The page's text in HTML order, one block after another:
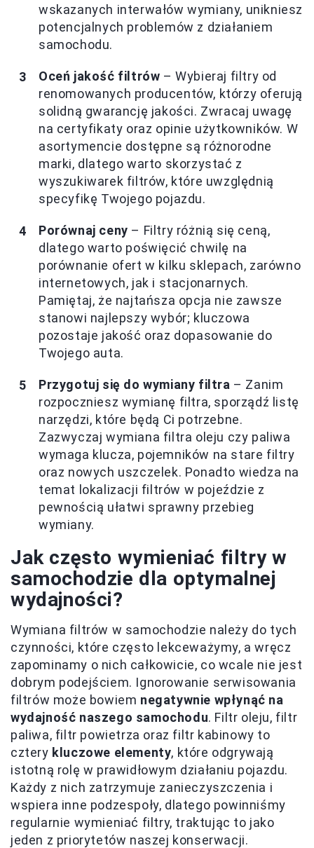
wskazanych interwałów wymiany, unikniesz
potencjalnych problemów z działaniem
samochodu.
Oceń jakość filtrów – Wybieraj filtry od
renomowanych producentów, którzy oferują
solidną gwarancję jakości. Zwracaj uwagę
na certyfikaty oraz opinie użytkowników. W
asortymencie dostępne są różnorodne
marki, dlatego warto skorzystać z
wyszukiwarek filtrów, które uwzględnią
specyfikę Twojego pojazdu.
Porównaj ceny – Filtry różnią się ceną,
dlatego warto poświęcić chwilę na
porównanie ofert w kilku sklepach, zarówno
internetowych, jak i stacjonarnych.
Pamiętaj, że najtańsza opcja nie zawsze
stanowi najlepszy wybór; kluczowa
pozostaje jakość oraz dopasowanie do
Twojego auta.
Przygotuj się do wymiany filtra – Zanim
rozpoczniesz wymianę filtra, sporządź listę
narzędzi, które będą Ci potrzebne.
Zazwyczaj wymiana filtra oleju czy paliwa
wymaga klucza, pojemników na stare filtry
oraz nowych uszczelek. Ponadto wiedza na
temat lokalizacji filtrów w pojeździe z
pewnością ułatwi sprawny przebieg
wymiany.
Jak często wymieniać filtry w
samochodzie dla optymalnej
wydajności?
Wymiana filtrów w samochodzie należy do tych
czynności, które często lekceważymy, a wręcz
zapominamy o nich całkowicie, co wcale nie jest
dobrym podejściem. Ignorowanie serwisowania
filtrów może bowiem negatywnie wpłynąć na
wydajność naszego samochodu. Filtr oleju, filtr
paliwa, filtr powietrza oraz filtr kabinowy to
cztery kluczowe elementy, które odgrywają
istotną rolę w prawidłowym działaniu pojazdu.
Każdy z nich zatrzymuje zanieczyszczenia i
wspiera inne podzespoły, dlatego powinniśmy
regularnie wymieniać filtry, traktując to jako
jeden z priorytetów naszej konserwacji.